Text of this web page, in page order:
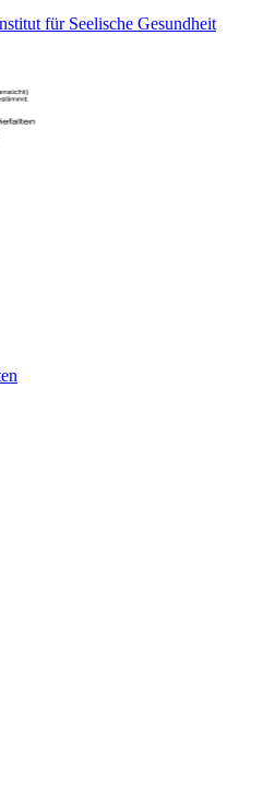
für Seelische Gesundheit